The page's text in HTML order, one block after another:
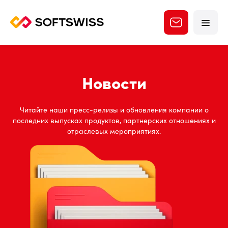
Новости
Читайте наши пресс-релизы и обновления компании о
последних выпусках продуктов, партнерских отношениях и
отраслевых мероприятиях.